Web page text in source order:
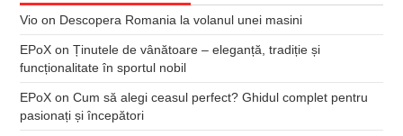
Vio on Descopera Romania la volanul unei masini
EPoX onȚinutele de vânătoare – eleganță, tradiție și
funcționalitate în sportul nobil
EPoX onCum să alegi ceasul perfect? Ghidul complet pentru
pasionați și începători